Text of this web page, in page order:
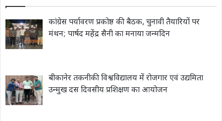
कांग्रेस पर्यावरण प्रकोष्ठ की बैठक, चुनावी तैयारियों पर
मंथन; पार्षद महेंद्र सैनी का मनाया जन्मदिन
बीकानेर तकनीकी विश्वविद्यालय में रोजगार एवं उद्यमिता
उन्मुख दस दिवसीय प्रशिक्षण का आयोजन